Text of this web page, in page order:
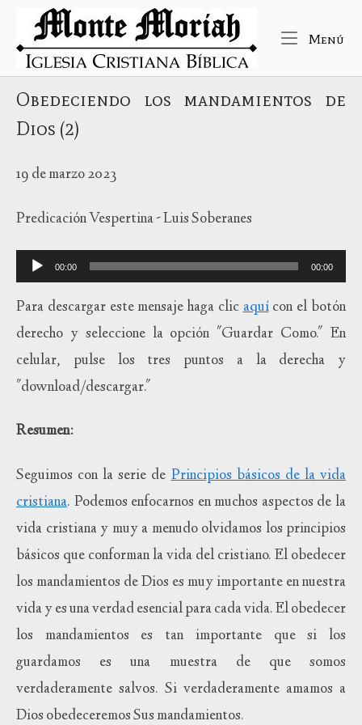
contenido
Inicio
Menú
Obedeciendo los mandamientos de
Dios (2)
19 de marzo 2023
Predicación Vespertina - Luis Soberanes
Reproductor
de
audio
00:00 00:00
Para descargar este mensaje haga clicaquícon el botón
derecho y seleccione la opción "Guardar Como." En
celular, pulse los tres puntos a la derecha y
"download/descargar."
Resumen:
Seguimos con la serie dePrincipios básicos de la vida
cristiana. Podemos enfocarnos en muchos aspectos de la
vida cristiana y muy a menudo olvidamos los principios
básicos que conforman la vida del cristiano. El obedecer
los mandamientos de Dios es muy importante en nuestra
vida y es una verdad esencial para cada vida. El obedecer
los mandamientos es tan importante que si los
guardamos es una muestra de que somos
verdaderamente salvos. Si verdaderamente amamos a
Dios obedeceremos Sus mandamientos.